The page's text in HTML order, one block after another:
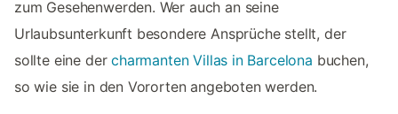
zum Gesehenwerden. Wer auch an seine
Urlaubsunterkunft besondere Ansprüche stellt, der
sollte eine dercharmanten Villas in Barcelona buchen,
so wie sie in den Vororten angeboten werden.